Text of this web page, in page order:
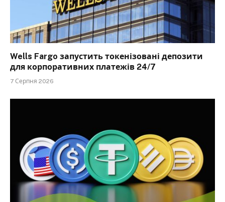
Wells Fargo запустить токенізовані депозити
для корпоративних платежів 24/7
7 Серпня 2026